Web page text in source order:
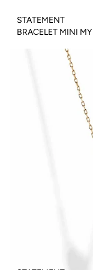
STATEMENT
BRACELET MINI